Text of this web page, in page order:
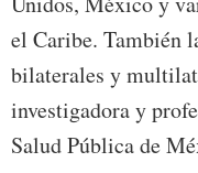
el Caribe. También
bilaterales y
investigadora y
Salud Pública de